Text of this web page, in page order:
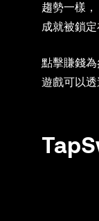
趨勢一樣
成就被鎖定
點擊賺錢
遊戲可以透